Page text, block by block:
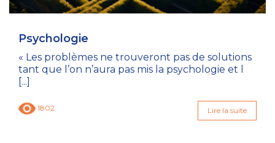
Psychologie
« Les problèmes ne trouveront pas de solutions
tant que l’on n’aura pas mis la psychologie et l
[...]
1802 Lire la suite